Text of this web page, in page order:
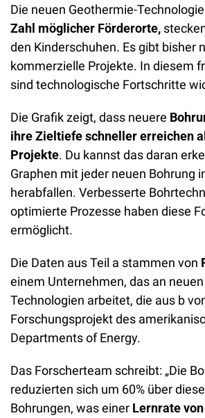
Die neuen Geothermie-
Zahl möglicher Förderorte,
den Kinderschuhen. Es gibt bisher
kommerzielle Projekte. In diesem
sind technologische Fortschritte
Die Grafik zeigt, dass neuere
ihre Zieltiefe schneller erreichen
Projekte. Du kannst das daran
Graphen mit jeder neuen Bohrung
herabfallen. Verbesserte
optimierte Prozesse haben diese
ermöglicht.
Die Daten aus Teil a stammen von
einem Unternehmen, das an
Technologien arbeitet, die aus b
Forschungsprojekt des
Departments of Energy.
Das Forscherteam schreibt: „Die
reduzierten sich um 60% über
Bohrungen, was einer Lernrate von